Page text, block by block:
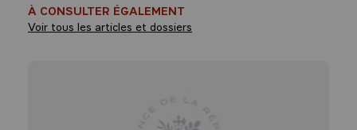
À CONSULTER ÉGALEMENT
Voir tous les articles et dossiers